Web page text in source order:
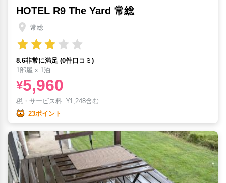
HOTEL R9 The Yard 常総
常総
8.6非常に満足 (0件口コミ)
1部屋 x 1泊
¥5,960
税・サービス料 ¥1,248含む
23ポイント